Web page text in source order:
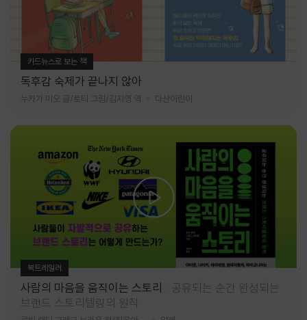
카드뉴스로 보는 책
독후감 숙제가 끝나지 않아
누카가 미오 글/토티 그림/김지영 역 다산어린이
북트레일러
사람의 마음을 움직이는 스토리
공유되는 순간 완성되는
브랜드 스토리텔링의 원칙